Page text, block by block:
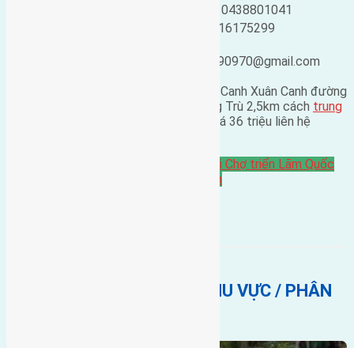
0438801041
0916175299
ducgiang090970@gmail.com
Cần bán 60m2(4×15) đất giãn dân Lực Canh Xuân Canh đường
vào 5m hướng Tây Nam cách cầu Đông Trù 2,5km cách trung
800m giá 36 triệu liên hệ
gần trung tâm hội Chợ triển Lãm Quốc
Lực canh
BẤT ĐỘNG SẢN CÙNG KHU VỰC / PHÂN